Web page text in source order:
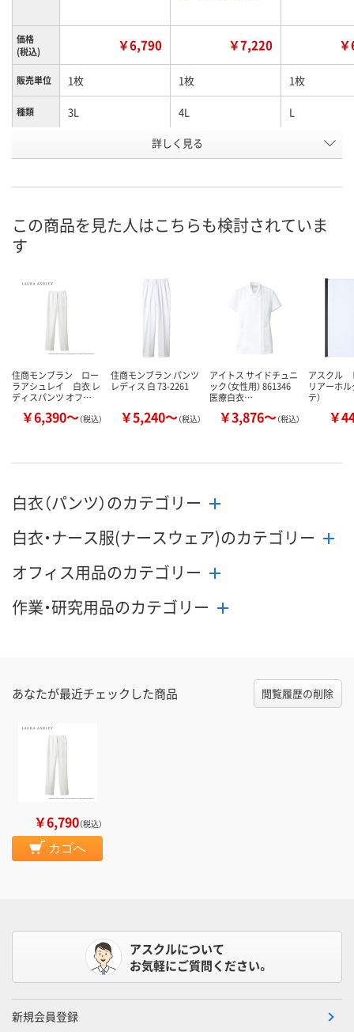
価格
(税込)
￥6,790 ￥7,220
販売単位 1枚 1枚 1枚
種類 3L 4L L
N229546 N229543
8月21日（金）
カゴへ カゴへ
詳しく見る
この商品を見た人はこちらも検討されていま
す
住商モンブラン ロー
ラアシュレイ 白衣 レ
ディスパンツ オフ…
￥6,390～（税込）
住商モンブラン パンツ
レディス 白 73-2261
￥5,240～（税込）
アイトス サイドチュニ
ック（女性用） 861346
医療白衣…
￥3,876～（税込）
アスクル
リアーホル
テ）
￥
白衣（パンツ）のカテゴリー
白衣・ナース服(ナースウェア)のカテゴリー
オフィス用品のカテゴリー
作業・研究用品のカテゴリー
あなたが最近チェックした商品 閲覧履歴の削除
￥6,790（税込）
カゴへ
アスクルについて
お気軽にご質問ください。
新規会員登録